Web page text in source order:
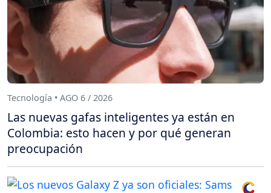
Tecnología • AGO 6 / 2026
Las nuevas gafas inteligentes ya están en
Colombia: esto hacen y por qué generan
preocupación